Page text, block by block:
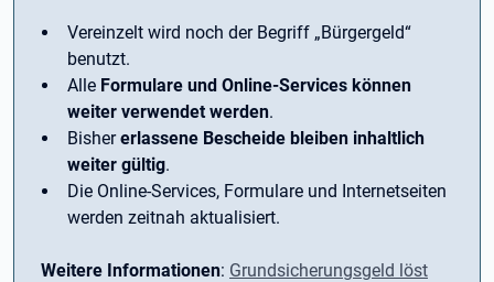
Vereinzelt wird noch der Begriff ­„Bürgergeld“
benutzt.
Alle Formulare und Online-Services können
weiter verwendet werden.
Bishererlassene Bescheide bleiben inhaltlich
weiter gültig.
Die Online-Services, Formulare und Internetseiten
werden zeitnah aktualisiert.
Weitere Informationen: Grundsicherungsgeld löst